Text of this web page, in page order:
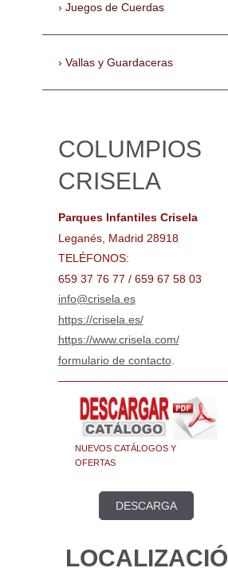
Juegos de Cuerdas
Vallas y Guardaceras
COLUMPIOS
CRISELA
Parques Infantiles Crisela
Leganés, Madrid 28918
TELÉFONOS:
659 37 76 77 / 659 67 58 03
info@crisela.es
https://crisela.es/
https://www.crisela.com/
formulario de contacto.
NUEVOS CATÁLOGOS Y
OFERTAS
DESCARGA
LOCALIZACIÓ